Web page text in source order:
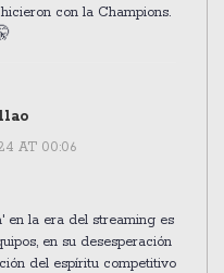
con la Champions.
AT 00:06
en la era del streaming es
en su desesperación
del espíritu competitivo